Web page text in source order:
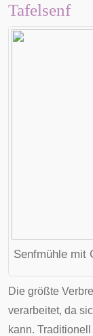
Tafelsenf
Senfmühle mit
Die größte
verarbeitet, da
kann.